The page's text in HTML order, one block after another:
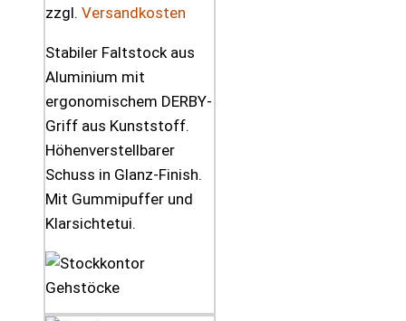
zzgl. Versandkosten
Stabiler Faltstock aus
Aluminium mit
ergonomischem DERBY-
Griff aus Kunststoff.
Höhenverstellbarer
Schuss in Glanz-Finish.
Mit Gummipuffer und
Klarsichtetui.